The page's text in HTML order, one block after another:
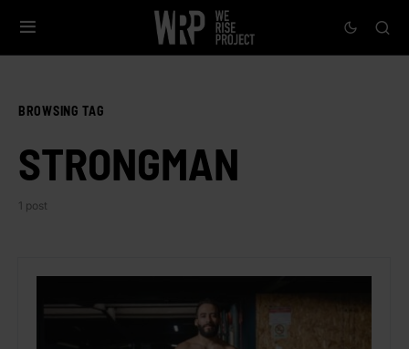
BROWSING TAG
STRONGMAN
1 post